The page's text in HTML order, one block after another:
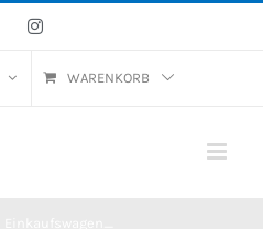
FacebookInstagram
WARENKORB